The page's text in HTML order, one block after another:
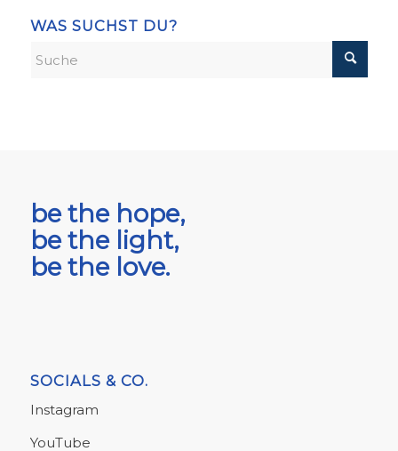
WAS SUCHST DU?
be the hope,
be the light,
be the love.
SOCIALS & CO.
Instagram
YouTube